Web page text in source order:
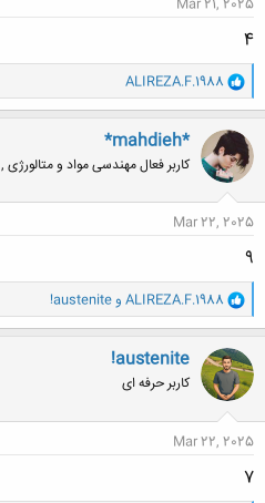
4
و
ا
ک
ن
ش
ه
ا
ALIREZA.F.1988
*mahdieh*
کاربر فعال مهندسی مواد و متالورژی ,
Mar 22, 2025
9
و
ا
ک
ن
ش
ه
ا
ALIREZA.F.1988 و!austenite
!austenite
کاربر حرفه ای
Mar 22, 2025
7